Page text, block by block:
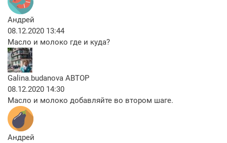
Андрей
08.12.2020 13:44
Масло и молоко где и куда?
Galina.budanova АВТОР
08.12.2020 14:30
Масло и молоко добавляйте во втором шаге.
Андрей